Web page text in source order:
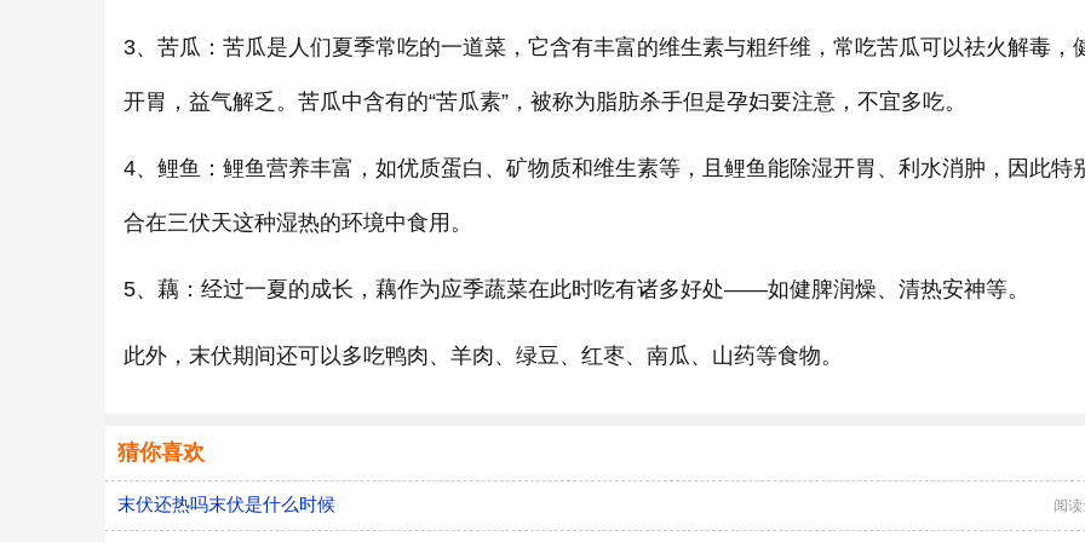
3、苦瓜：苦瓜是人们夏季常吃的一道菜，它含有丰富的维生素与粗纤维，常吃苦瓜可以祛火解毒，
开胃，益气解乏。苦瓜中含有的“苦瓜素”，被称为脂肪杀手但是孕妇要注意，不宜多吃。
4、鲤鱼：鲤鱼营养丰富，如优质蛋白、矿物质和维生素等，且鲤鱼能除湿开胃、利水消肿，因此特
合在三伏天这种湿热的环境中食用。
5、藕：经过一夏的成长，藕作为应季蔬菜在此时吃有诸多好处——如健脾润燥、清热安神等。
此外，末伏期间还可以多吃鸭肉、羊肉、绿豆、红枣、南瓜、山药等食物。
猜你喜欢
末伏还热吗末伏是什么时候 阅